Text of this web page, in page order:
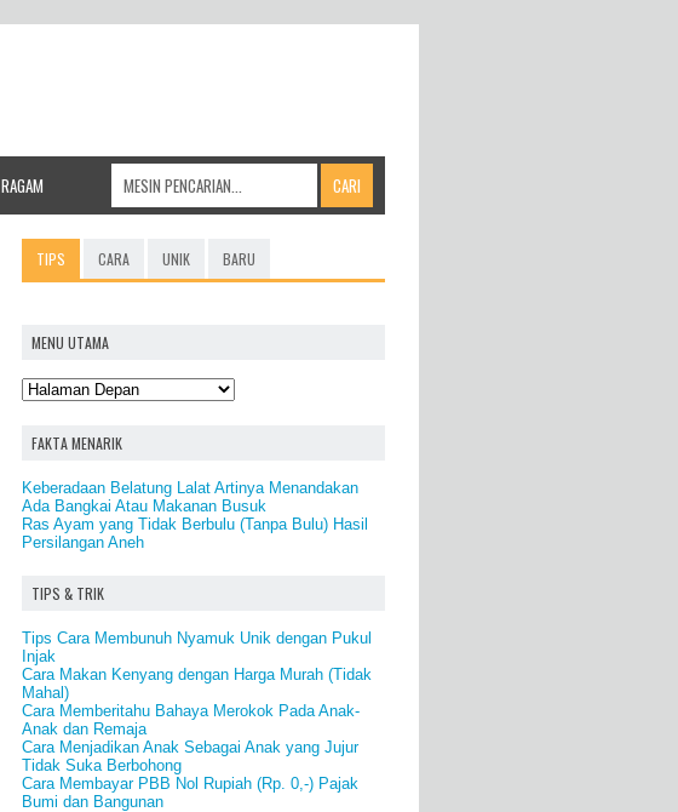
RAGAM
TIPS CARA UNIK BARU
MENU UTAMA
FAKTA MENARIK
Keberadaan Belatung Lalat Artinya Menandakan
Ada Bangkai Atau Makanan Busuk
Ras Ayam yang Tidak Berbulu (Tanpa Bulu) Hasil
Persilangan Aneh
TIPS & TRIK
Tips Cara Membunuh Nyamuk Unik dengan Pukul
Injak
Cara Makan Kenyang dengan Harga Murah (Tidak
Mahal)
Cara Memberitahu Bahaya Merokok Pada Anak-
Anak dan Remaja
Cara Menjadikan Anak Sebagai Anak yang Jujur
Tidak Suka Berbohong
Cara Membayar PBB Nol Rupiah (Rp. 0,-) Pajak
Bumi dan Bangunan